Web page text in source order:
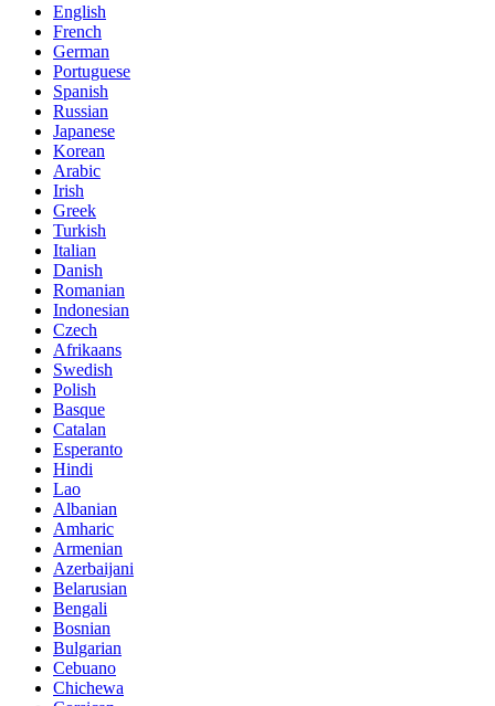
English
French
German
Portuguese
Spanish
Russian
Japanese
Korean
Arabic
Irish
Greek
Turkish
Italian
Danish
Romanian
Indonesian
Czech
Afrikaans
Swedish
Polish
Basque
Catalan
Esperanto
Hindi
Lao
Albanian
Amharic
Armenian
Azerbaijani
Belarusian
Bengali
Bosnian
Bulgarian
Cebuano
Chichewa